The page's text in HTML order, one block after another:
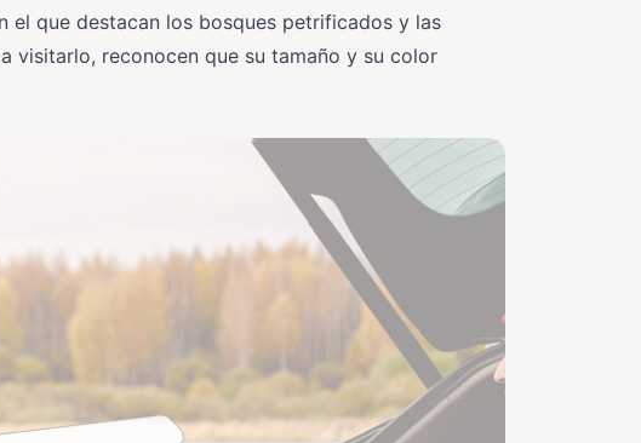
el que destacan los bosques petrificados y las
visitarlo, reconocen que su tamaño y su color